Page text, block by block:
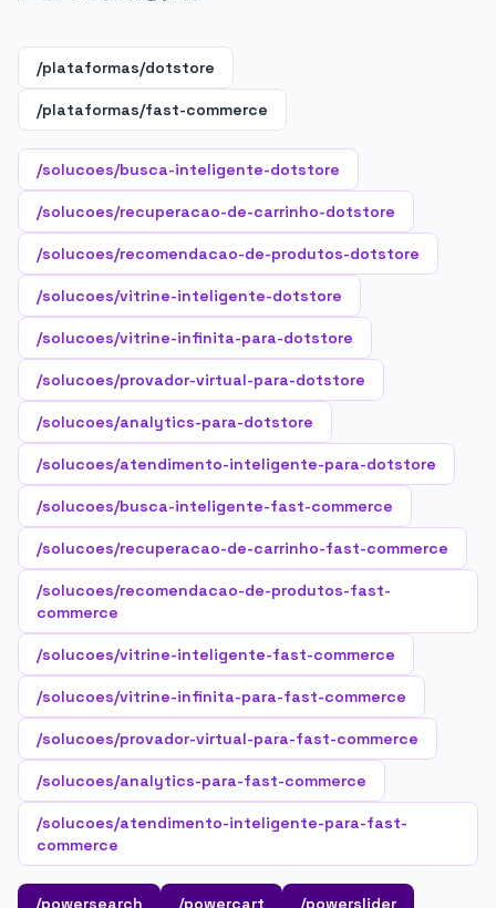
/plataformas/dotstore
/plataformas/fast-commerce
/solucoes/busca-inteligente-dotstore
/solucoes/recuperacao-de-carrinho-dotstore
/solucoes/recomendacao-de-produtos-dotstore
/solucoes/vitrine-inteligente-dotstore
/solucoes/vitrine-infinita-para-dotstore
/solucoes/provador-virtual-para-dotstore
/solucoes/analytics-para-dotstore
/solucoes/atendimento-inteligente-para-dotstore
/solucoes/busca-inteligente-fast-commerce
/solucoes/recuperacao-de-carrinho-fast-commerce
/solucoes/recomendacao-de-produtos-fast-
commerce
/solucoes/vitrine-inteligente-fast-commerce
/solucoes/vitrine-infinita-para-fast-commerce
/solucoes/provador-virtual-para-fast-commerce
/solucoes/analytics-para-fast-commerce
/solucoes/atendimento-inteligente-para-fast-
commerce
/powersearch /powercart /powerslider